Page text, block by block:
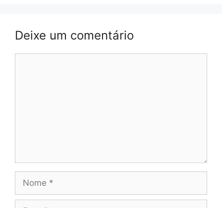
Deixe um comentário
Nome